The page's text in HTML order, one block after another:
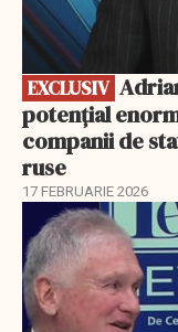
EXCLUSIV
potențial
companii de
ruse
17 FEBRUARIE 2026
EXCLUSIV